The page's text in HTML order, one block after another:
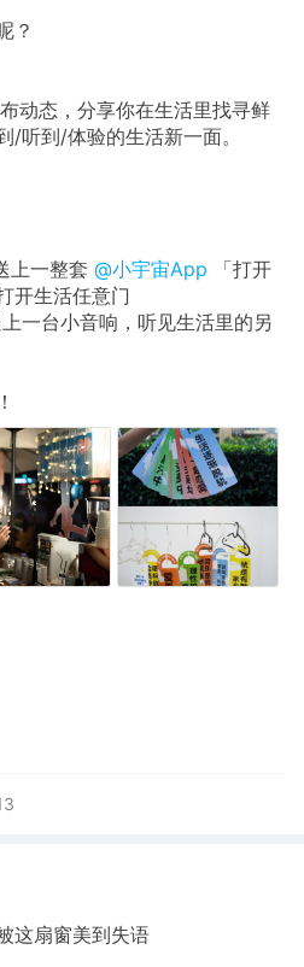
？
动态，分享你在生活里找寻鲜
/听到/体验的生活新一面。
上一整套 @小宇宙App
「打开
开生活任意门
一台小音响，听见生活里的另
这扇窗美到失语